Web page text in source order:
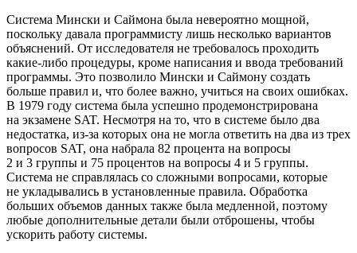
Система Мински и Саймона была невероятно мощной,
поскольку давала программисту лишь несколько вариантов
объяснений. От исследователя не требовалось проходить
какие-либо процедуры, кроме написания и ввода требований
программы. Это позволило Мински и Саймону создать
больше правил и, что более важно, учиться на своих ошибках.
В 1979 году система была успешно продемонстрирована
на экзамене SAT. Несмотря на то, что в системе было два
недостатка, из-за которых она не могла ответить на два из трех
вопросов SAT, она набрала 82 процента на вопросы
2 и 3 группы и 75 процентов на вопросы 4 и 5 группы.
Система не справлялась со сложными вопросами, которые
не укладывались в установленные правила. Обработка
больших объемов данных также была медленной, поэтому
любые дополнительные детали были отброшены, чтобы
ускорить работу системы.